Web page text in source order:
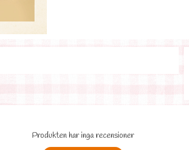
Produkten har inga recensioner